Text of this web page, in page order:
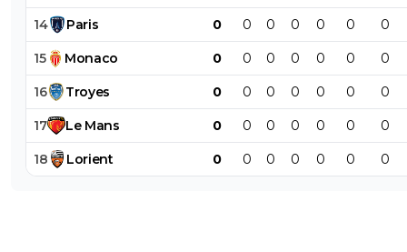
14 Paris 0 0 0 0 0 0 0
15 Monaco 0 0 0 0 0 0 0
16 Troyes 0 0 0 0 0 0 0
17 Le Mans 0 0 0 0 0 0 0
18 Lorient 0 0 0 0 0 0 0